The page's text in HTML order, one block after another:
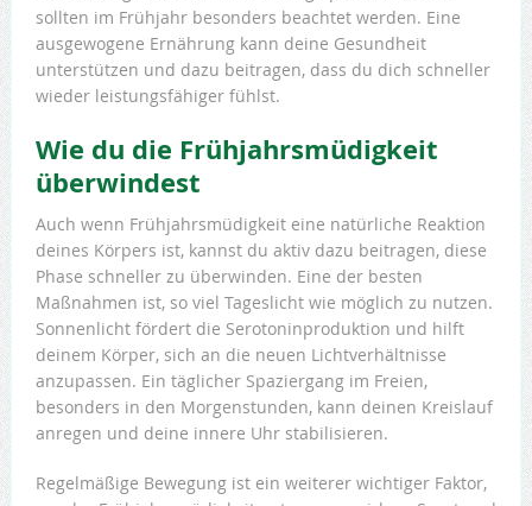
sollten im Frühjahr besonders beachtet werden. Eine
ausgewogene Ernährung kann deine Gesundheit
unterstützen und dazu beitragen, dass du dich schneller
wieder leistungsfähiger fühlst.
Wie du die Frühjahrsmüdigkeit
überwindest
Auch wenn Frühjahrsmüdigkeit eine natürliche Reaktion
deines Körpers ist, kannst du aktiv dazu beitragen, diese
Phase schneller zu überwinden. Eine der besten
Maßnahmen ist, so viel Tageslicht wie möglich zu nutzen.
Sonnenlicht fördert die Serotoninproduktion und hilft
deinem Körper, sich an die neuen Lichtverhältnisse
anzupassen. Ein täglicher Spaziergang im Freien,
besonders in den Morgenstunden, kann deinen Kreislauf
anregen und deine innere Uhr stabilisieren.
Regelmäßige Bewegung ist ein weiterer wichtiger Faktor,